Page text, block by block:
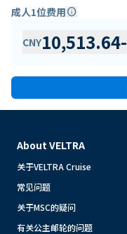
成人1位费用info
CNY10,513.64-
About VELTRA
关于VELTRA Cruise
常见问题
关于MSC的疑问
有关公主邮轮的问题